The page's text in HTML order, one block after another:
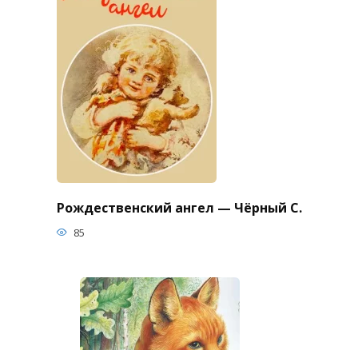
Рождественский ангел — Чёрный С.
85